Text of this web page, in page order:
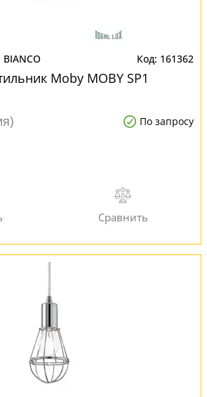
BIANCO 161362
Moby MOBY SP1
По запросу